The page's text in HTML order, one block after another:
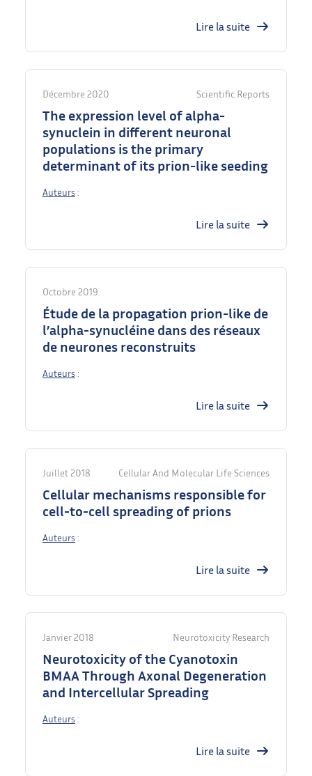
Lire la suite
Décembre 2020 Scientific Reports
The expression level of alpha-
synuclein in different neuronal
populations is the primary
determinant of its prion-like seeding
Auteurs :
Lire la suite
Octobre 2019
Étude de la propagation prion-like de
l’alpha-synucléine dans des réseaux
de neurones reconstruits
Auteurs :
Lire la suite
Juillet 2018 Cellular And Molecular Life Sciences
Cellular mechanisms responsible for
cell-to-cell spreading of prions
Auteurs :
Lire la suite
Janvier 2018 Neurotoxicity Research
Neurotoxicity of the Cyanotoxin
BMAA Through Axonal Degeneration
and Intercellular Spreading
Auteurs :
Lire la suite